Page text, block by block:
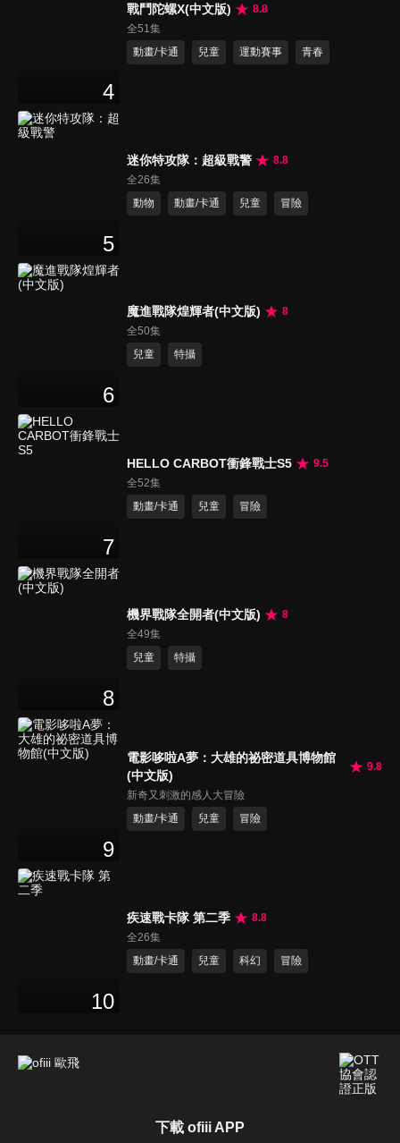
4
戰鬥陀螺X(中文版)
8.8
全51集
動畫/卡通
兒童 運動賽事 青春
5
迷你特攻隊：超級戰警
8.8
全26集
動物
動畫/卡通 兒童 冒險
6
魔進戰隊煌輝者(中文版)
8
全50集
兒童
特攝
7
HELLO CARBOT衝鋒戰士S5
9.5
全52集
動畫/卡通
兒童 冒險
8
機界戰隊全開者(中文版)
8
全49集
兒童
特攝
9
電影哆啦A夢：大雄的祕密道具博物館
(中文版)
9.8
新奇又刺激的感人大冒險
動畫/卡通
兒童 冒險
10
疾速戰卡隊 第二季
8.8
全26集
動畫/卡通
兒童 科幻 冒險
下載 ofiii APP